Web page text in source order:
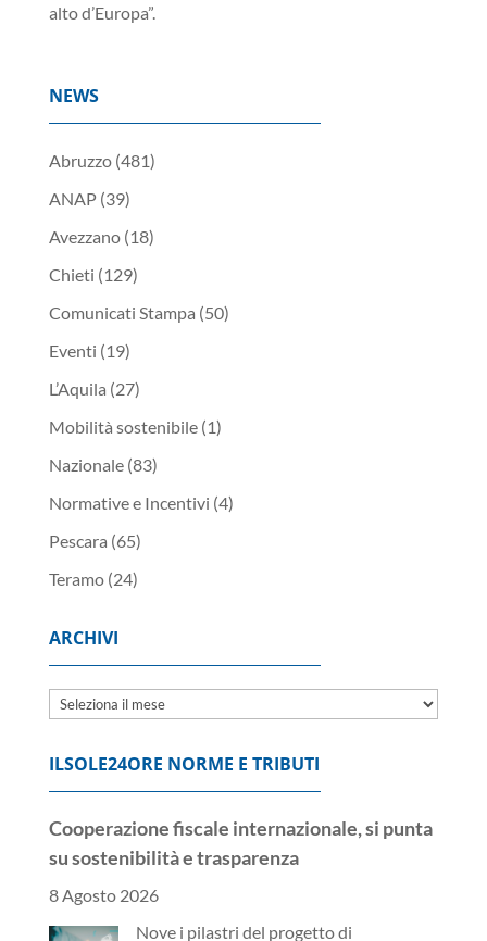
alto d’Europa”.
NEWS
Abruzzo(481)
ANAP(39)
Avezzano(18)
Chieti (129)
Comunicati Stampa (50)
Eventi (19)
L’Aquila (27)
Mobilità sostenibile(1)
Nazionale(83)
Normative e Incentivi (4)
Pescara (65)
Teramo(24)
ARCHIVI
Archivi
ILSOLE24ORE NORME E TRIBUTI
Cooperazione fiscale internazionale, si punta
su sostenibilità e trasparenza
8 Agosto 2026
Nove i pilastri del progetto di